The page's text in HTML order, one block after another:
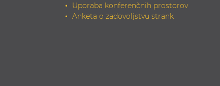
Uporaba konferenčnih prostorov
Anketa o zadovoljstvu strank